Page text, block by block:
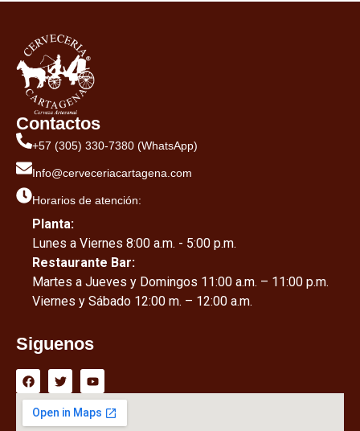
Contactos
+57 (305) 330-7380 (WhatsApp)
Info@cerveceriacartagena.com
Horarios de atención:
Planta:
Lunes a Viernes 8:00 a.m. - 5:00 p.m.
Restaurante Bar:
Martes a Jueves y Domingos 11:00 a.m. – 11:00 p.m.
Viernes y Sábado 12:00 m. – 12:00 a.m.
Siguenos